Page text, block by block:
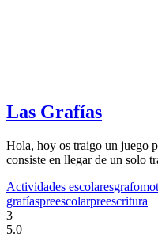
Las Grafías
Hola, hoy os traigo un juego
consiste en llegar de un solo
Actividades escolares
grafíaspreescolarpreescritura
3
5.0